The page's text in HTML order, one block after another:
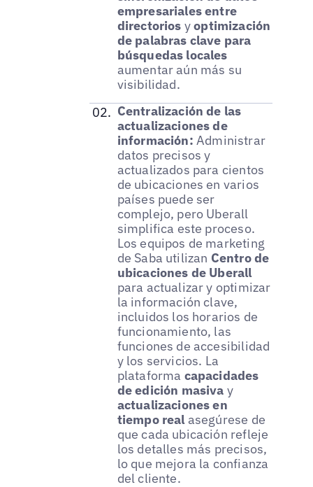
empresariales entre
directorios yoptimización
de palabras clave para
búsquedas locales
aumentar aún más su
visibilidad.
Centralización de las
actualizaciones de
información: Administrar
datos precisos y
actualizados para cientos
de ubicaciones en varios
países puede ser
complejo, pero Uberall
simplifica este proceso.
Los equipos de marketing
de Saba utilizan Centro de
ubicaciones de Uberall
para actualizar y optimizar
la información clave,
incluidos los horarios de
funcionamiento, las
funciones de accesibilidad
y los servicios. La
plataforma capacidades
de edición masiva y
actualizaciones en
tiempo real asegúrese de
que cada ubicación refleje
los detalles más precisos,
lo que mejora la confianza
del cliente.